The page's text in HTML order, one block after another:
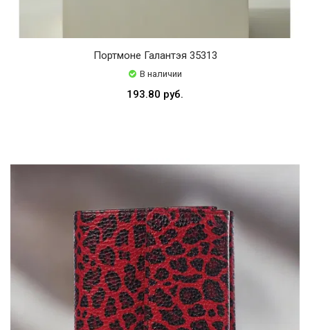
Портмоне Галантэя 35313
В наличии
193.80 руб.